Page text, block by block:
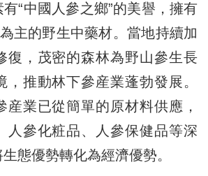
“中國人參之鄉”的美譽，擁有
主的野生中藥材。當地持續加
復，茂密的森林為野山參生長
，推動林下參産業蓬勃發展。
産業已從簡單的原材料供應，
人參化粧品、人參保健品等深
態優勢轉化為經濟優勢。